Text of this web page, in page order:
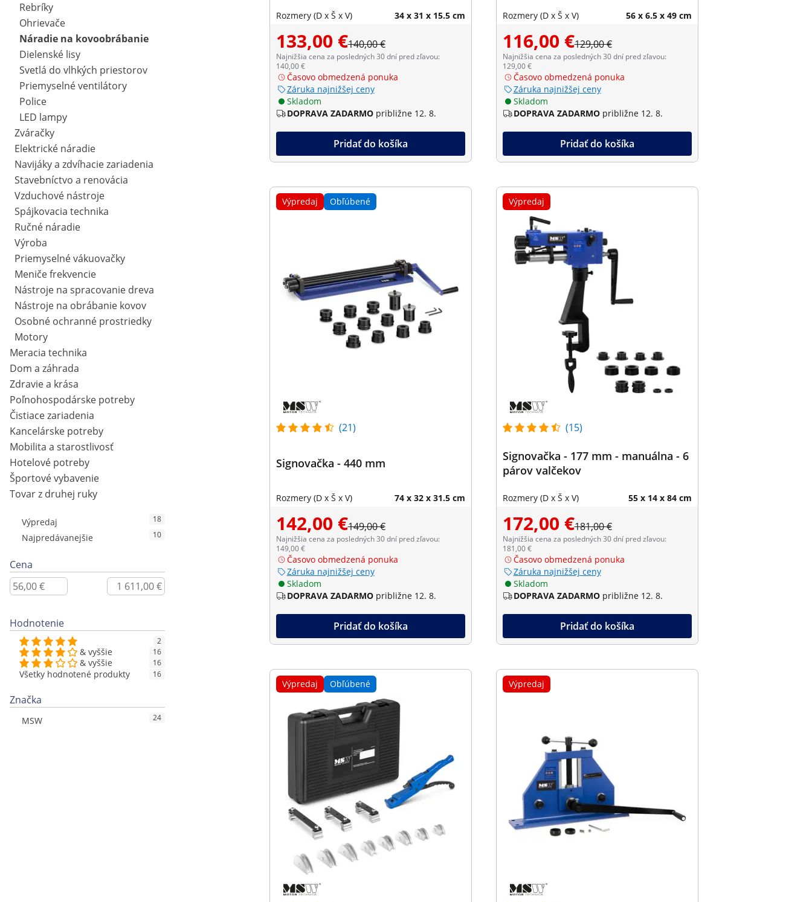
Rebríky
Ohrievače
Náradie na kovoobrábanie
Dielenské lisy
Svetlá do vlhkých priestorov
Priemyselné ventilátory
Police
LED lampy
Zváračky
Elektrické náradie
Navijáky a zdvíhacie zariadenia
Stavebníctvo a renovácia
Vzduchové nástroje
Spájkovacia technika
Ručné náradie
Výroba
Priemyselné vákuovačky
Meniče frekvencie
Nástroje na spracovanie dreva
Nástroje na obrábanie kovov
Osobné ochranné prostriedky
Motory
Meracia technika
Dom a záhrada
Zdravie a krása
Poľnohospodárske potreby
Čistiace zariadenia
Kancelárske potreby
Mobilita a starostlivosť
Hotelové potreby
Športové vybavenie
Tovar z druhej ruky
Výpredaj 18
Najpredávanejšie 10
Cena
Hodnotenie
2
& vyššie 16
& vyššie 16
Všetky hodnotené produkty 16
Značka
MSW 24
Rozmery (D x Š x V) 34 x 31 x 15.5 cm
133,00 €140,00 €
Najnižšia cena za posledných 30 dní pred zľavou:
140,00 €
Časovo obmedzená ponuka
Záruka najnižšej ceny
Skladom
DOPRAVA ZADARMO približne 12. 8.
Pridať do košíka
Rozmery (D x Š x V) 56 x 6.5 x 49 cm
116,00 €129,00 €
Najnižšia cena za posledných 30 dní pred zľavou:
129,00 €
Časovo obmedzená ponuka
Záruka najnižšej ceny
Skladom
DOPRAVA ZADARMO približne 12. 8.
Pridať do košíka
Výpredaj Obľúbené
(21)
Signovačka - 440 mm
Rozmery (D x Š x V) 74 x 32 x 31.5 cm
142,00 €149,00 €
Najnižšia cena za posledných 30 dní pred zľavou:
149,00 €
Časovo obmedzená ponuka
Záruka najnižšej ceny
Skladom
DOPRAVA ZADARMO približne 12. 8.
Pridať do košíka
Výpredaj
(15)
Signovačka - 177 mm - manuálna - 6
párov valčekov
Rozmery (D x Š x V) 55 x 14 x 84 cm
172,00 €181,00 €
Najnižšia cena za posledných 30 dní pred zľavou:
181,00 €
Časovo obmedzená ponuka
Záruka najnižšej ceny
Skladom
DOPRAVA ZADARMO približne 12. 8.
Pridať do košíka
Výpredaj Obľúbené Výpredaj